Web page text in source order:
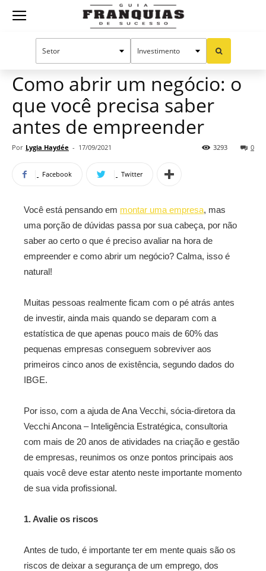
Guia
Empreendedorismo
Como abrir um negócio: o
que você precisa saber
antes de empreender
Por Lygia Haydée - 17/09/2021 0
3293
Facebook Twitter
Você está pensando em montar uma empresa, mas
uma porção de dúvidas passa por sua cabeça, por não
saber ao certo o que é preciso avaliar na hora de
empreender e como abrir um negócio? Calma, isso é
natural!
Muitas pessoas realmente ficam com o pé atrás antes
de investir, ainda mais quando se deparam com a
estatística de que apenas pouco mais de 60% das
pequenas empresas conseguem sobreviver aos
primeiros cinco anos de existência, segundo dados do
IBGE.
Por isso, com a ajuda de Ana Vecchi, sócia-diretora da
Vecchi Ancona – Inteligência Estratégica, consultoria
com mais de 20 anos de atividades na criação e gestão
de empresas, reunimos os onze pontos principais aos
quais você deve estar atento neste importante momento
de sua vida profissional.
1. Avalie os riscos
Antes de tudo, é importante ter em mente quais são os
riscos de deixar a segurança de um emprego, dos